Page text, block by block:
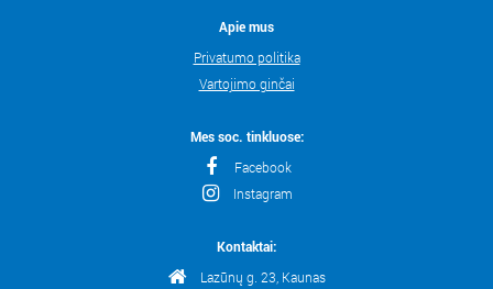
Apie mus
Privatumo politika
Vartojimo ginčai
Mes soc. tinkluose:
Facebook
Instagram
Kontaktai:
Lazūnų g. 23, Kaunas